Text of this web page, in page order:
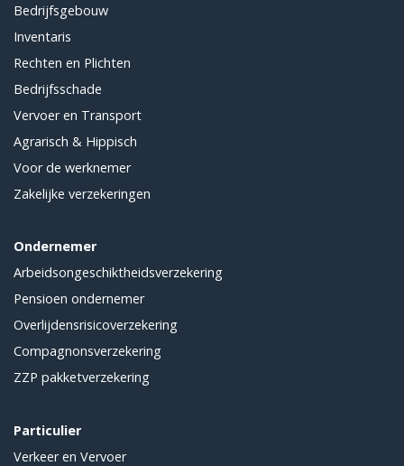
Bedrijfsgebouw
Inventaris
Rechten en Plichten
Bedrijfsschade
Vervoer en Transport
Agrarisch & Hippisch
Voor de werknemer
Zakelijke verzekeringen
Ondernemer
Arbeidsongeschiktheidsverzekering
Pensioen ondernemer
Overlijdensrisicoverzekering
Compagnonsverzekering
ZZP pakketverzekering
Particulier
Verkeer en Vervoer